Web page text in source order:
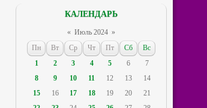
КАЛЕНДАРЬ
« Июль 2024 »
Пн
Вт Ср Чт Пт Сб
Вс
1
2 3 4 5 6
7
8
9 10 11 12 13
14
15
16 17 18 19 20
21